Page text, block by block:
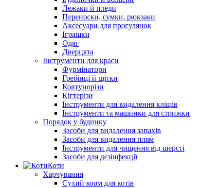
Лежаки й пледи
Переноски, сумки, рюкзаки
Аксесуари для прогулянок
Іграшки
Одяг
Дверцята
Інструменти для краси
Фурмінатори
Гребінці й щітки
Ковтунорізи
Кігтерізи
Інструменти для видалення кліщів
Інструменти та машинки для стрижки
Порядок у будинку
Засоби для видалення запахів
Засоби для видалення плям
Інструменти для чищення від шерсті
Засоби для дезінфекції
Коти
Харчування
Сухий корм для котів